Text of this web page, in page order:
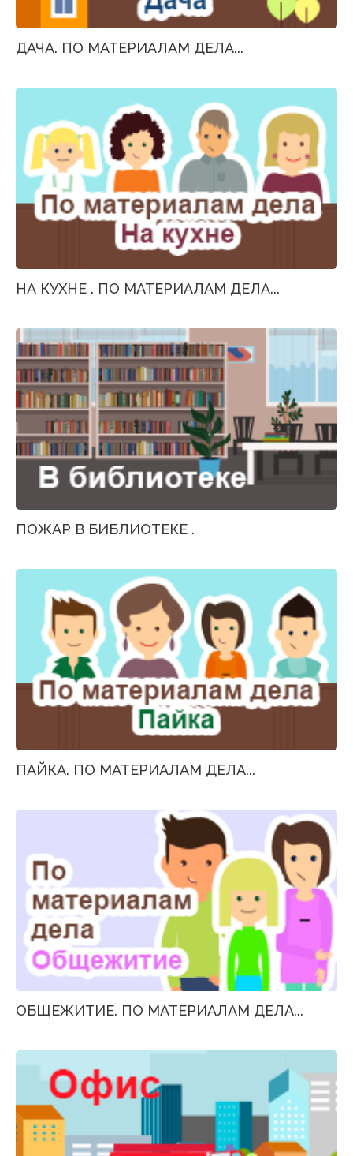
ДАЧА. ПО МАТЕРИАЛАМ ДЕЛА...
НА КУХНЕ . ПО МАТЕРИАЛАМ ДЕЛА...
ПОЖАР В БИБЛИОТЕКЕ .
ПАЙКА. ПО МАТЕРИАЛАМ ДЕЛА...
ОБЩЕЖИТИЕ. ПО МАТЕРИАЛАМ ДЕЛА...